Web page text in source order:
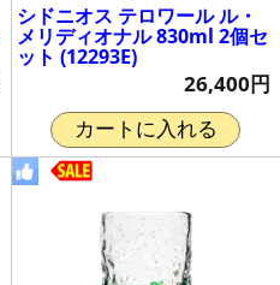
シドニオス テロワール ル・
メリディオナル 830ml 2個セ
ット (12293E)
26,400円
カートに入れる